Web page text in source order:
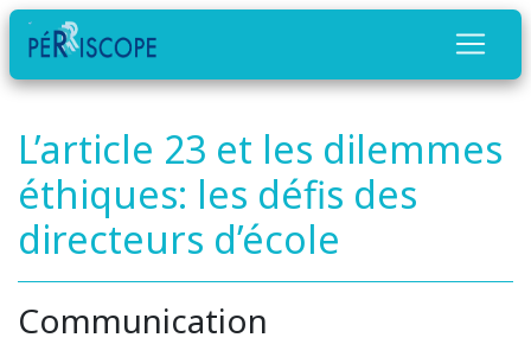
L’article 23 et les dilemmes
éthiques: les défis des
directeurs d’école
Communication